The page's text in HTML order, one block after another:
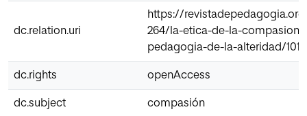
dc.relation.uri
https://
264/la-etica-de-la-compasion-
pedagogia-de-la-alteridad/
dc.rights openAccess
dc.subject compasión